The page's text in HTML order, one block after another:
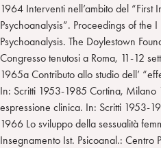
1964 Interventi nell’ambito del “First
Psychoanalysis”. Proceedings of the
Psychoanalysis. The Doylestown
Congresso tenutosi a Roma, 11-12
1965a Contributo allo studio dell’
In: Scritti 1953-1985 Cortina, Milano
espressione clinica. In: Scritti 1953-
1966 Lo sviluppo della sessualità
Insegnamento Ist. Psicoanal.: Centro